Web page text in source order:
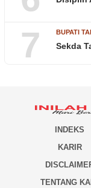
7 BUPATI
Sekda
INDEKS
KARIR
TENTANG